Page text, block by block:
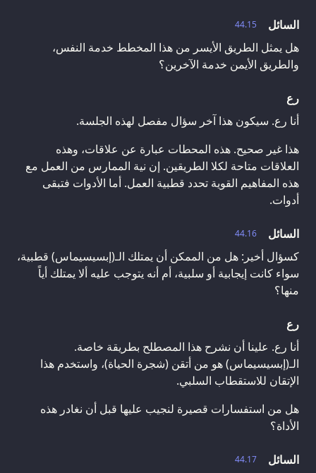
44.15
السائل
هل يمثل الطريق الأيسر من هذا المخطط خدمة النفس،
والطريق الأيمن خدمة الآخرين؟
رع
أنا رع. سيكون هذا آخر سؤال مفصل لهذه الجلسة.
هذا غير صحيح. هذه المحطات عبارة عن علاقات، وهذه
العلاقات متاحة لكلا الطريقين. إن نية الممارس من العمل مع
هذه المفاهيم القوية تحدد قطبية العمل. أما الأدوات فتبقى
أدوات.
44.16
السائل
كسؤال أخير: هل من الممكن أن يمتلك الـ(إبسيسيماس) قطبية،
سواء كانت إيجابية أو سلبية، أم أنه يتوجب عليه ألا يمتلك أياً
منها؟
رع
أنا رع. علينا أن نشرح هذا المصطلح بطريقة خاصة.
الـ(إبسيسيماس) هو من أتقن (شجرة الحياة)، واستخدم هذا
الإتقان للاستقطاب السلبي.
هل من استفسارات قصيرة لنجيب عليها قبل أن نغادر هذه
الأداة؟
44.17
السائل